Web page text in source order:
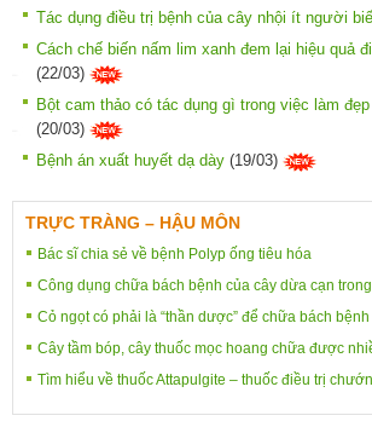
Tác dụng điều trị bệnh của cây nhội ít người
Cách chế biến nấm lim xanh đem lại hiệu quả
(22/03)
Bột cam thảo có tác dụng gì trong việc làm
(20/03)
Bệnh án xuất huyết dạ dày (19/03)
TRỰC TRÀNG – HẬU MÔN
Bác sĩ chia sẻ về bệnh Polyp ống tiêu hóa
Công dụng chữa bách bệnh của cây dừa cạn
Cỏ ngọt có phải là “thần dược” để chữa bách
Cây tầm bóp, cây thuốc mọc hoang chữa được
Tìm hiểu về thuốc Attapulgite – thuốc điều trị